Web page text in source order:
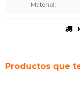
Material
Productos que